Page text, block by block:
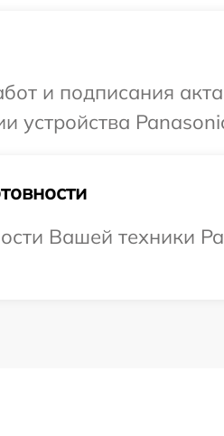
и подписания
устройства
Вашей техники